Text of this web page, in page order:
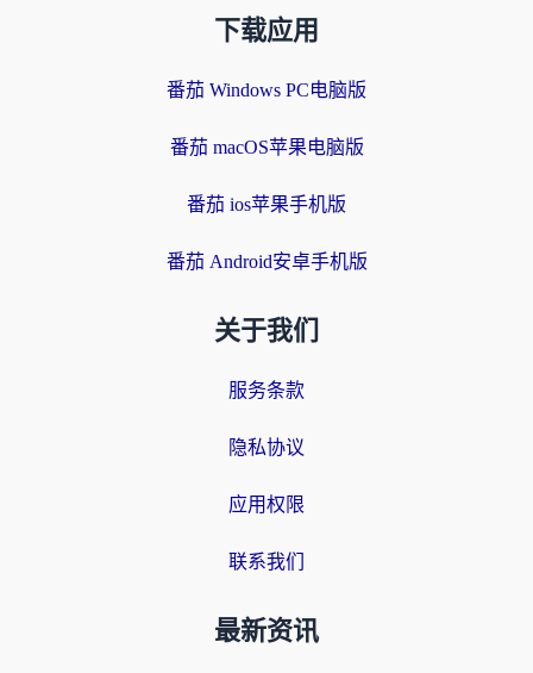
下载应用
番茄 Windows PC电脑版
番茄 macOS苹果电脑版
番茄 ios苹果手机版
番茄 Android安卓手机版
关于我们
服务条款
隐私协议
应用权限
联系我们
最新资讯